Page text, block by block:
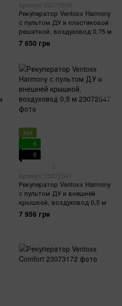
Артикул: 23072549
Рекуператор Ventoxx Harmony
с пультом ДУ и пластиковой
решеткой, воздуховод 0,75 м
7 650 грн
Хит
6
6
3
Артикул: 23072547
Рекуператор Ventoxx Harmony
с пультом ДУ и внешней
крышкой, воздуховод 0,5 м
7 956 грн